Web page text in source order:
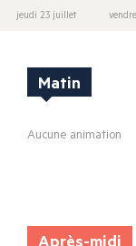
jeudi 23 juillet
Matin
Aucune animation
Après-midi